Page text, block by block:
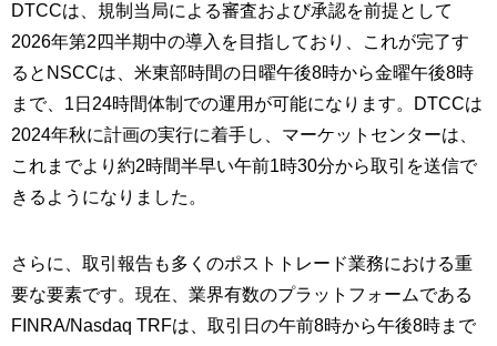
DTCCは、規制当局による審査および承認を前提として
2026年第2四半期中の導入を目指しており、これが完了す
るとNSCCは、米東部時間の日曜午後8時から金曜午後8時
まで、1日24時間体制での運用が可能になります。DTCCは
2024年秋に計画の実行に着手し、マーケットセンターは、
これまでより約2時間半早い午前1時30分から取引を送信で
きるようになりました。
さらに、取引報告も多くのポストトレード業務における重
要な要素です。現在、業界有数のプラットフォームである
FINRA/Nasdaq TRFは、取引日の午前8時から午後8時まで